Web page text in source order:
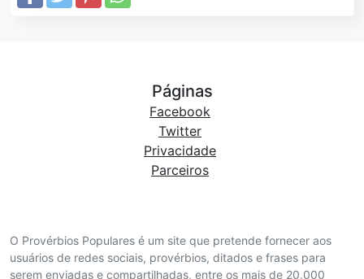
O Provérbios Populares é um site que pretende fornecer aos
usuários de redes sociais, provérbios, ditados e frases para
serem enviadas e compartilhadas, entre os mais de 20.000
Páginas
Facebook
Twitter
Privacidade
Parceiros